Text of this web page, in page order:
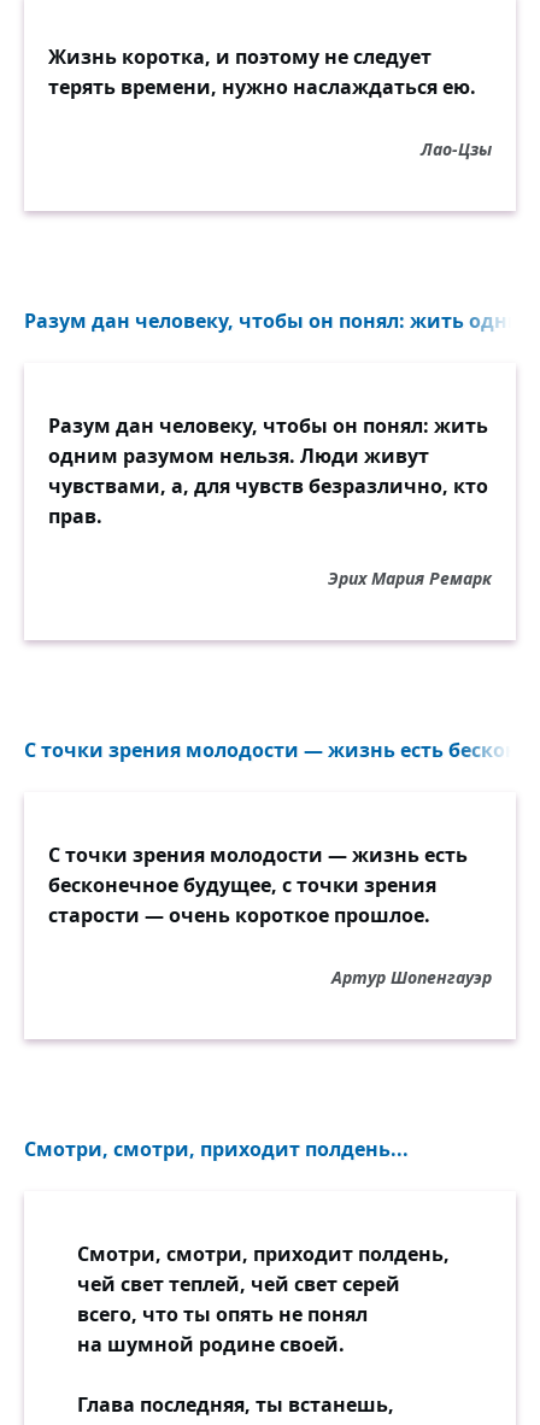
Жизнь коротка, и поэтому не следует
терять времени, нужно наслаждаться ею.
Лао-Цзы
Разум дан человеку, чтобы он понял: жить
Разум дан человеку, чтобы он понял: жить
одним разумом нельзя. Люди живут
чувствами, а, для чувств безразлично, кто
прав.
Эрих Мария Ремарк
С точки зрения молодости — жизнь есть
С точки зрения молодости — жизнь есть
бесконечное будущее, с точки зрения
старости — очень короткое прошлое.
Артур Шопенгауэр
Смотри, смотри, приходит полдень...
Смотри, смотри, приходит полдень,
чей свет теплей, чей свет серей
всего, что ты опять не понял
на шумной родине своей.
Глава последняя, ты встанешь,